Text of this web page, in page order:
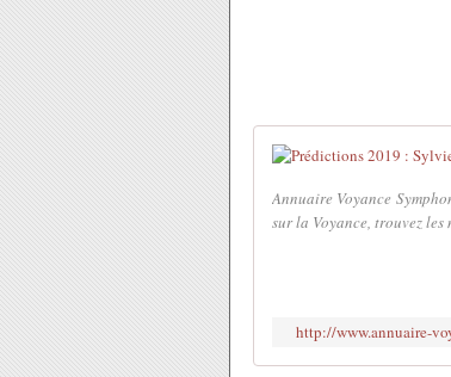
Annuaire Voyance
sur la Voyance, trouvez
http://www.annuaire-